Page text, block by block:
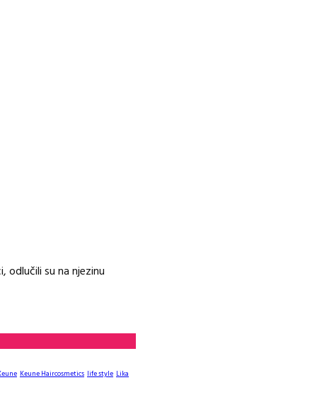
odlučili su na njezinu
Keune Haircosmetics life style Lika